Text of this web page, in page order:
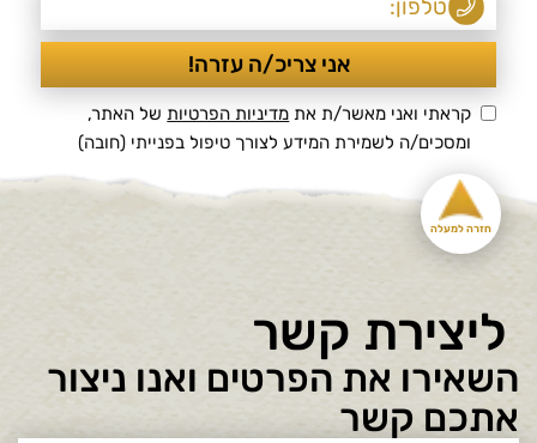
קראתי ואני מאשר/ת את מדיניות הפרטיותשל האתר,
ומסכים/ה לשמירת המידע לצורך טיפול בפנייתי (חובה)
חזרה למעלה
ליצירת קשר
השאירו את הפרטים ואנו ניצור
אתכם קשר